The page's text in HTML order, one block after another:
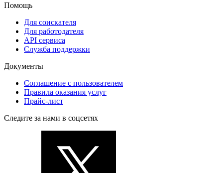
Помощь
Для соискателя
Для работодателя
API сервиса
Служба поддержки
Документы
Соглашение с пользователем
Правила оказания услуг
Прайс-лист
Следите за нами в соцсетях